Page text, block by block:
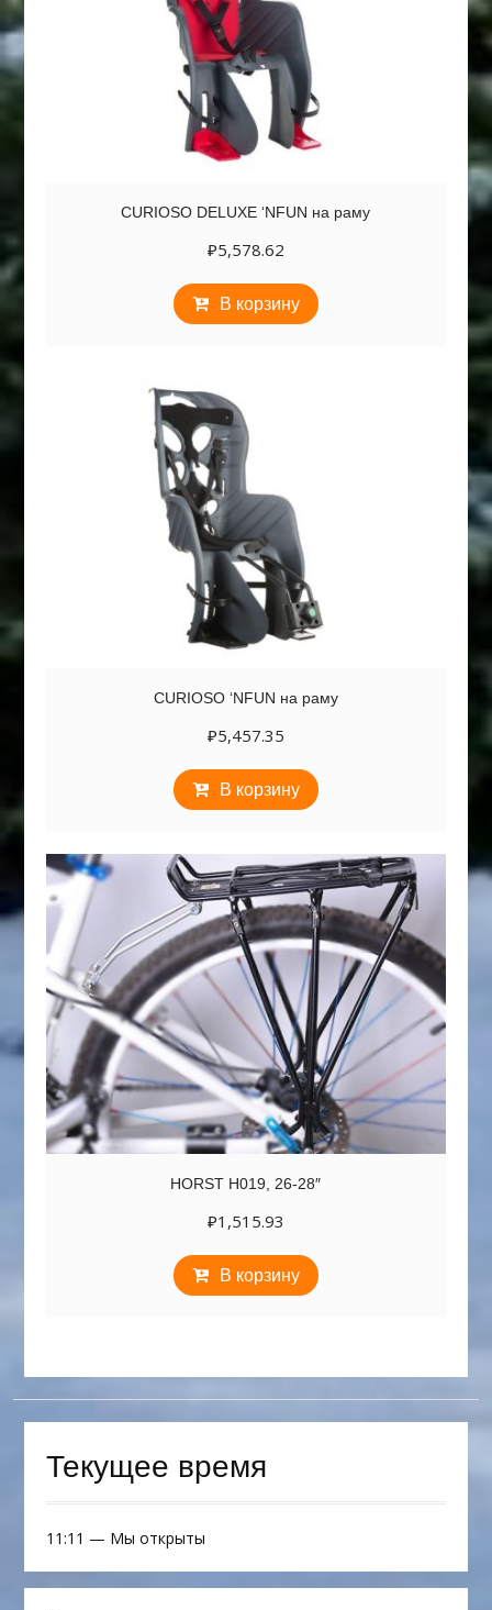
CURIOSO DELUXE ‘NFUN на раму
₽5,578.62
В корзину
CURIOSO ‘NFUN на раму
₽5,457.35
В корзину
HORST H019, 26-28″
₽1,515.93
В корзину
Текущее время
11:11 — Мы открыты